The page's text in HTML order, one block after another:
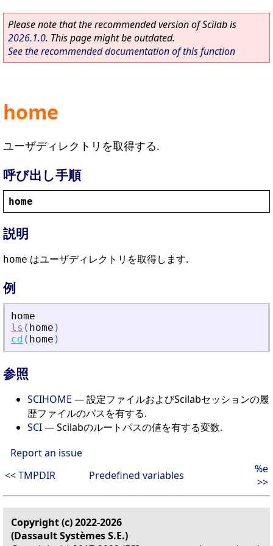
Please note that the recommended version of Scilab is
2026.1.0. This page might be outdated.
See the recommended documentation of this function
home
ユーザディレクトリを取得する.
呼び出し手順
home
説明
home はユーザディレクトリを取得します.
例
home
ls ( home )
cd ( home )
参照
SCIHOME — 設定ファイルおよびScilabセッションの履
歴ファイルのパスを有する.
SCI— Scilabのルートパスの値を有する変数.
Report an issue
<< TMPDIR
Predefined variables
%e
>>
Copyright (c) 2022-2026
(Dassault Systèmes S.E.)